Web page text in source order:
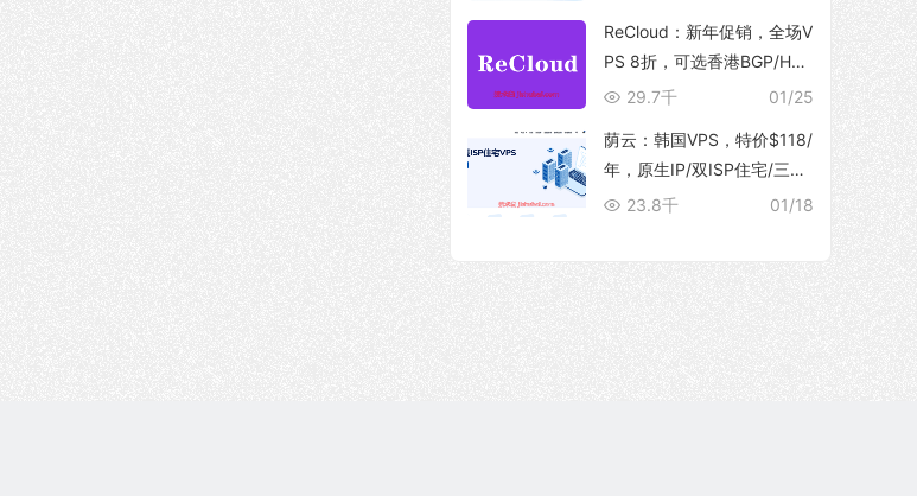
ReCloud：新年促销，全场V
PS 8折，可选香港BGP/HG
C、台湾TFN/Hinet家宽、马
01/25
29.7千
荫云：韩国VPS，特价$118/
年，原生IP/双ISP住宅/三网
优化直连/250M带宽@5T流
01/18
23.8千